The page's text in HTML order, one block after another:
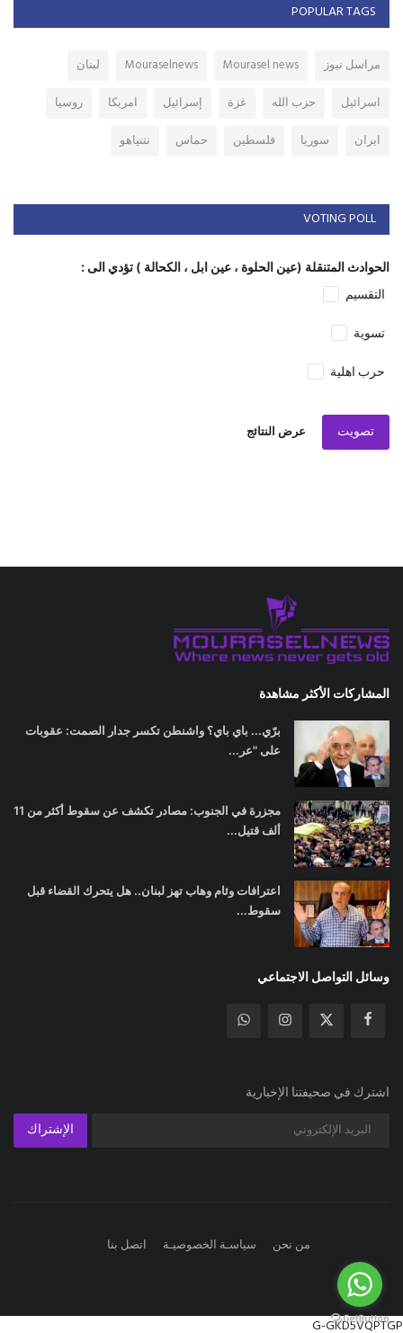
POPULAR TAGS
مراسل نيوز Mourasel news
Mouraselnews
لبنان
اسرائيل
حزب الله غزة إسرائيل امريكا
روسيا
ايران
سوريا فلسطين حماس نتنياهو
VOTING POLL
الحوادث المتنقلة (عين الحلوة ، عين ابل ، الكحالة ) تؤدي الى :
التقسيم
تسوية
حرب اهلية
تصويت عرض النتائج
المشاركات الأكثر مشاهدة
برّي... باي باي؟ واشنطن تكسر جدار الصمت: عقوبات
على "عر...
مجزرة في الجنوب: مصادر تكشف عن سقوط أكثر من 11
ألف قتيل...
اعترافات وئام وهاب تهز لبنان.. هل يتحرك القضاء قبل
سقوط...
وسائل التواصل الاجتماعي
اشترك في صحيفتنا الإخبارية
الإشتراك
من نحن سياسـة الخصوصيـة اتصل بنا
G-GKD5VQPTGP